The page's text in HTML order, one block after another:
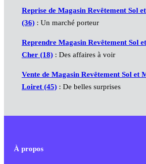
Reprise de Magasin Revêtement Sol
(36): Un marché porteur
Reprendre Magasin Revêtement Sol
Cher (18): Des affaires à voir
Vente de Magasin Revêtement Sol et
Loiret (45): De belles surprises
À propos